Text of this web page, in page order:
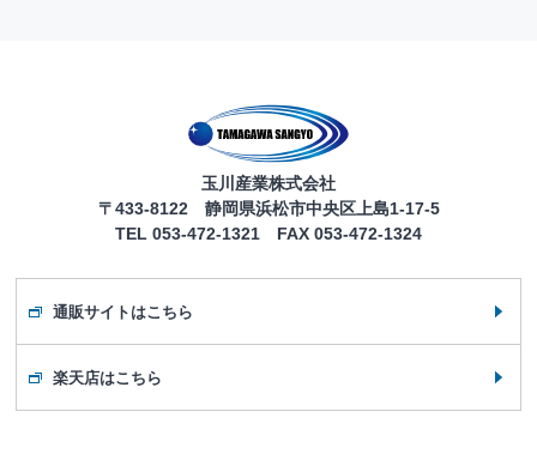
玉川産業株式会社
〒433-8122 静岡県浜松市中央区上島1-17-5
TEL 053-472-1321 FAX 053-472-1324
通販サイトはこちら
楽天店はこちら